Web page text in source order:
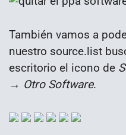
También vamos a
nuestro source.list
escritorio el icono de
→ Otro Software.